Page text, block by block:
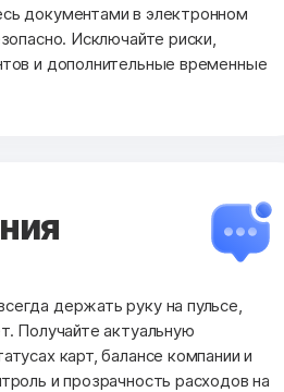
документами в электронном
Исключайте риски,
и дополнительные временные
держать руку на пульсе,
Получайте актуальную
карт, балансе компании и
и прозрачность расходов на